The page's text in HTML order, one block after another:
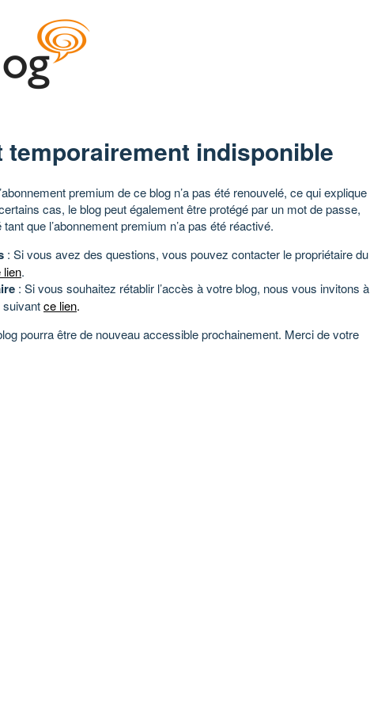
temporairement indisponible
premium de ce blog n’a pas été renouvelé, ce qui explique
cas, le blog peut également être protégé par un mot de passe,
que l’abonnement premium n’a pas été réactivé.
: Si vous avez des questions, vous pouvez contacter le propriétaire du
lien.
: Si vous souhaitez rétablir l’accès à votre blog, nous vous invitons à
suivantce lien.
pourra être de nouveau accessible prochainement. Merci de votre